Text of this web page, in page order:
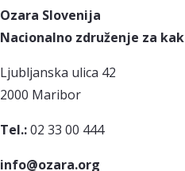
Ozara Slovenija
Nacionalno združenje za
Ljubljanska ulica 42
2000 Maribor
Tel.:02 33 00 444
info@ozara.org